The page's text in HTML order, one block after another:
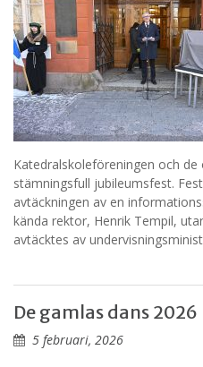
Katedralskoleföreningen och
stämningsfull jubileumsfest.
avtäckningen av en
kända rektor, Henrik Tempil,
avtäcktes av
De gamlas dans 2026
5 februari, 2026